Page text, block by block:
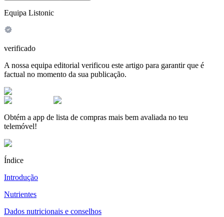
Equipa Listonic
verificado
A nossa equipa editorial verificou este artigo para garantir que é
factual no momento da sua publicação.
Obtém a app de lista de compras mais bem avaliada no teu
telemóvel!
Índice
Introdução
Nutrientes
Dados nutricionais e conselhos